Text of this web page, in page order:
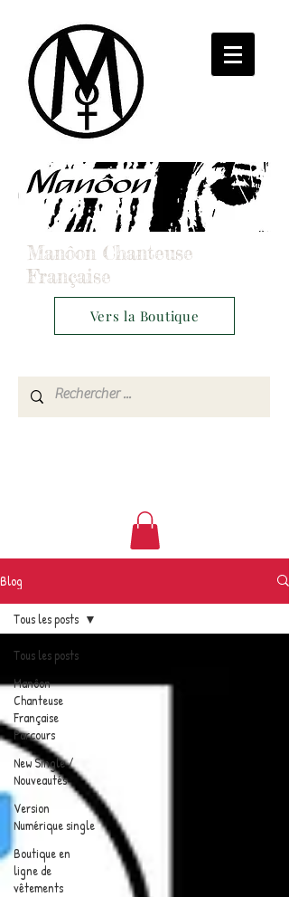
Manôon Chanteuse
Française
Vers la Boutique
Blog
Tous les posts
Manôon
Chanteuse
Française
Parcours
New Single /
Nouveautés
Version
Numérique single
Boutique en
ligne de
vêtements
Tous les posts